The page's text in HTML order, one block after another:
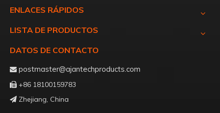
ENLACES RÁPIDOS
LISTA DE PRODUCTOS
DATOS DE CONTACTO
 postmaster@ajantechproducts.com
 +86 18100159783
 Zhejiang, China